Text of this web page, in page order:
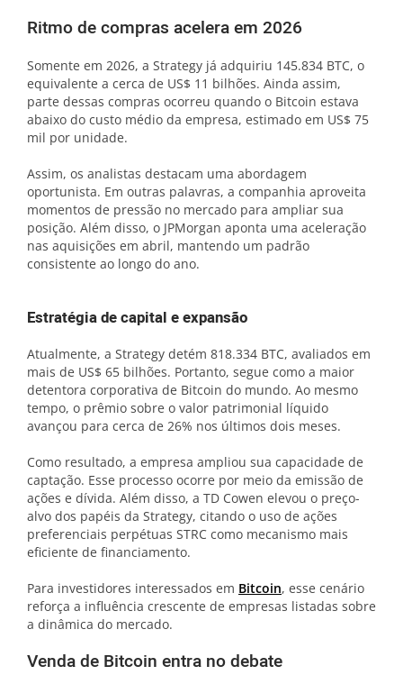
Ritmo de compras acelera em 2026
Somente em 2026, a Strategy já adquiriu 145.834 BTC, o
equivalente a cerca de US$ 11 bilhões. Ainda assim,
parte dessas compras ocorreu quando o Bitcoin estava
abaixo do custo médio da empresa, estimado em US$ 75
mil por unidade.
Assim, os analistas destacam uma abordagem
oportunista. Em outras palavras, a companhia aproveita
momentos de pressão no mercado para ampliar sua
posição. Além disso, o JPMorgan aponta uma aceleração
nas aquisições em abril, mantendo um padrão
consistente ao longo do ano.
Estratégia de capital e expansão
Atualmente, a Strategy detém 818.334 BTC, avaliados em
mais de US$ 65 bilhões. Portanto, segue como a maior
detentora corporativa de Bitcoin do mundo. Ao mesmo
tempo, o prêmio sobre o valor patrimonial líquido
avançou para cerca de 26% nos últimos dois meses.
Como resultado, a empresa ampliou sua capacidade de
captação. Esse processo ocorre por meio da emissão de
ações e dívida. Além disso, a TD Cowen elevou o preço-
alvo dos papéis da Strategy, citando o uso de ações
preferenciais perpétuas STRC como mecanismo mais
eficiente de financiamento.
Para investidores interessados em Bitcoin, esse cenário
reforça a influência crescente de empresas listadas sobre
a dinâmica do mercado.
Venda de Bitcoin entra no debate